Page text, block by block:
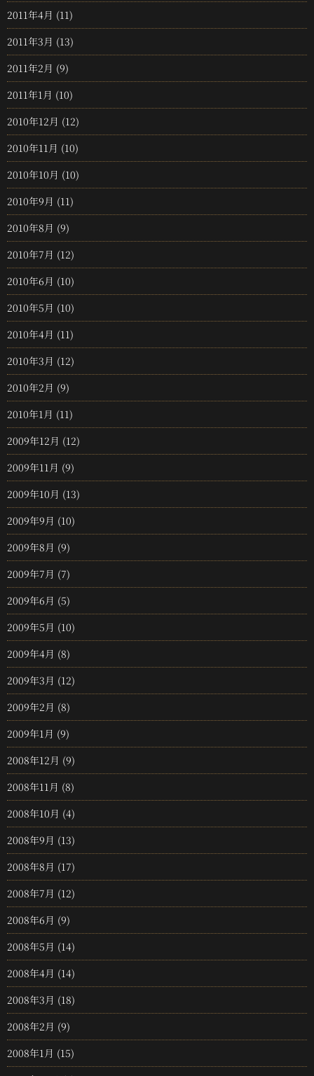
2011年4月 (11)
2011年3月 (13)
2011年2月 (9)
2011年1月 (10)
2010年12月 (12)
2010年11月 (10)
2010年10月 (10)
2010年9月 (11)
2010年8月 (9)
2010年7月 (12)
2010年6月 (10)
2010年5月 (10)
2010年4月 (11)
2010年3月 (12)
2010年2月 (9)
2010年1月 (11)
2009年12月 (12)
2009年11月 (9)
2009年10月 (13)
2009年9月 (10)
2009年8月 (9)
2009年7月 (7)
2009年6月 (5)
2009年5月 (10)
2009年4月 (8)
2009年3月 (12)
2009年2月 (8)
2009年1月 (9)
2008年12月 (9)
2008年11月 (8)
2008年10月 (4)
2008年9月 (13)
2008年8月 (17)
2008年7月 (12)
2008年6月 (9)
2008年5月 (14)
2008年4月 (14)
2008年3月 (18)
2008年2月 (9)
2008年1月 (15)